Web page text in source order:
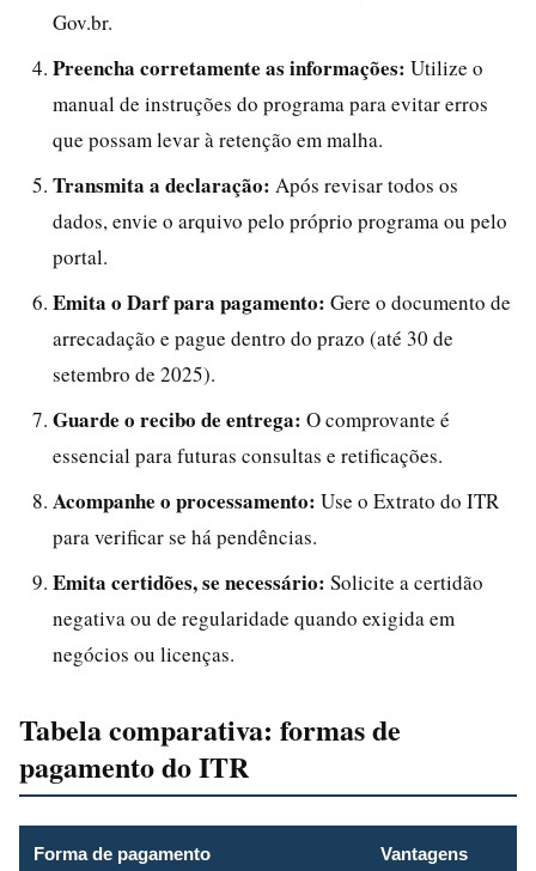
Gov.br.
Preencha corretamente as informações: Utilize o
manual de instruções do programa para evitar erros
que possam levar à retenção em malha.
Transmita a declaração: Após revisar todos os
dados, envie o arquivo pelo próprio programa ou pelo
portal.
Emita o Darf para pagamento: Gere o documento de
arrecadação e pague dentro do prazo (até 30 de
setembro de 2025).
Guarde o recibo de entrega: O comprovante é
essencial para futuras consultas e retificações.
Acompanhe o processamento: Use o Extrato do ITR
para verificar se há pendências.
Emita certidões, se necessário: Solicite a certidão
negativa ou de regularidade quando exigida em
negócios ou licenças.
Tabela comparativa: formas de
pagamento do ITR
Forma de pagamento Vantagens